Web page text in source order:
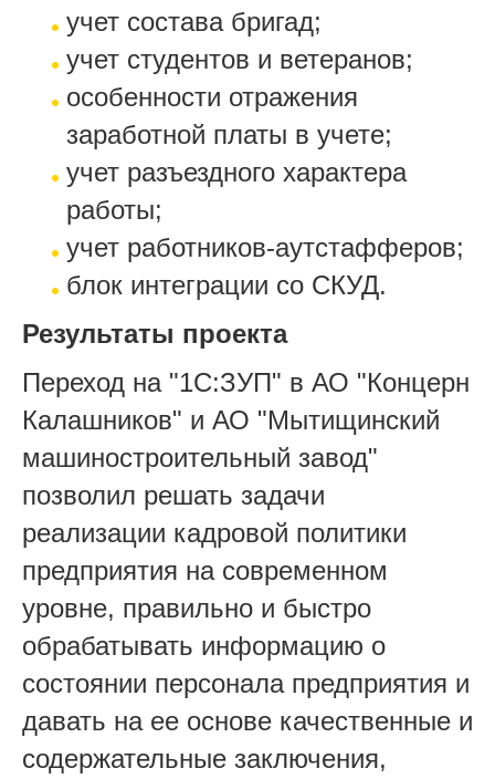
учет состава бригад;
учет студентов и ветеранов;
особенности отражения
заработной платы в учете;
учет разъездного характера
работы;
учет работников-аутстафферов;
блок интеграции со СКУД.
Результаты проекта
Переход на "1С:ЗУП" в АО "Концерн
Калашников" и АО "Мытищинский
машиностроительный завод"
позволил решать задачи
реализации кадровой политики
предприятия на современном
уровне, правильно и быстро
обрабатывать информацию о
состоянии персонала предприятия и
давать на ее основе качественные и
содержательные заключения,